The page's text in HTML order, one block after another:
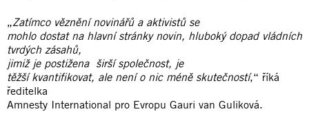
„Zatímco věznění novinářů a aktivistů se
mohlo dostat na hlavní stránky novin, hluboký dopad vládních
tvrdých zásahů,
jimiž je postižena širší společnost, je
těžší kvantifikovat, ale není o nic méně skutečností,“ říká
ředitelka
Amnesty International pro Evropu Gauri van Guliková.